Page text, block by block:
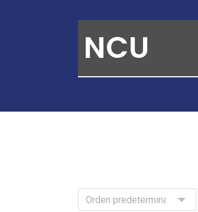
NCU